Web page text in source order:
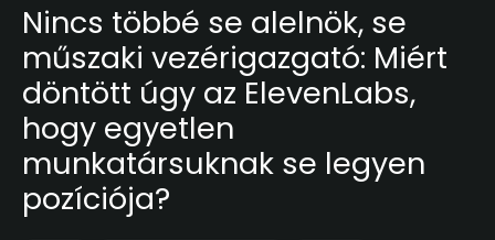
Nincs többé se alelnök, se
műszaki vezérigazgató: Miért
döntött úgy az ElevenLabs,
hogy egyetlen
munkatársuknak se legyen
pozíciója?